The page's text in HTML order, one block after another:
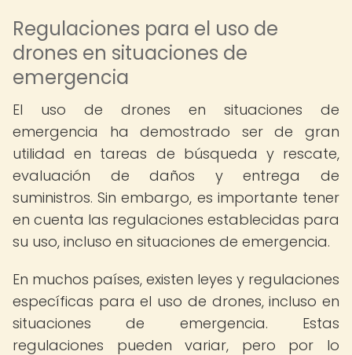
Regulaciones para el uso de
drones en situaciones de
emergencia
El uso de drones en situaciones de
emergencia ha demostrado ser de gran
utilidad en tareas de búsqueda y rescate,
evaluación de daños y entrega de
suministros. Sin embargo, es importante tener
en cuenta las regulaciones establecidas para
su uso, incluso en situaciones de emergencia.
En muchos países, existen leyes y regulaciones
específicas para el uso de drones, incluso en
situaciones de emergencia. Estas
regulaciones pueden variar, pero por lo